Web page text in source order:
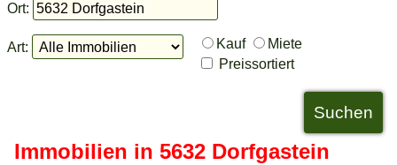
Ort:
Art: Kauf
Miete
Preissortiert
Immobilien in 5632 Dorfgastein